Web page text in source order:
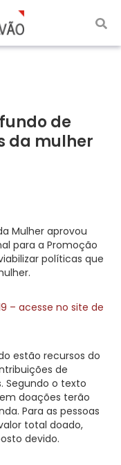
de
da mulher
Mulher aprovou
para a Promoção
políticas que
– acesse no site de
estão recursos do
de
Segundo o texto
doações terão
Para as pessoas
total doado,
devido.